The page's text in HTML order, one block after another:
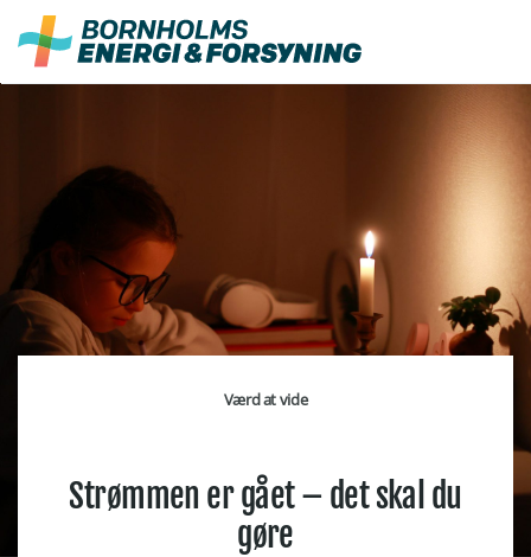
Fortsæt
indhold
Værd at vide
Strømmen er gået– det skal du
gøre